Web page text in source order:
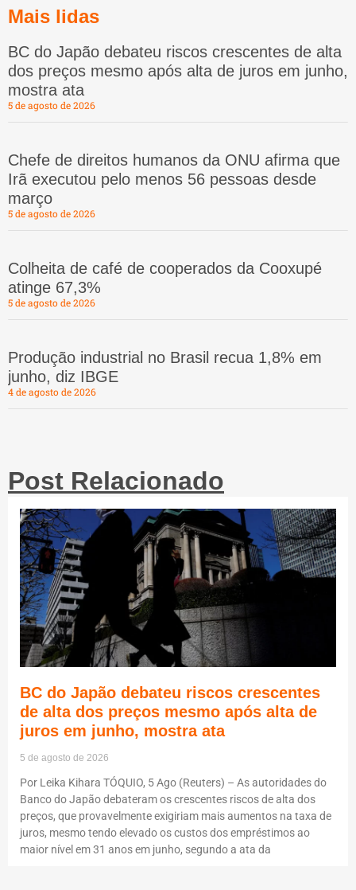
Mais lidas
BC do Japão debateu riscos crescentes de alta
dos preços mesmo após alta de juros em junho,
mostra ata
5 de agosto de 2026
Chefe de direitos humanos da ONU afirma que
Irã executou pelo menos 56 pessoas desde
março
5 de agosto de 2026
Colheita de café de cooperados da Cooxupé
atinge 67,3%
5 de agosto de 2026
Produção industrial no Brasil recua 1,8% em
junho, diz IBGE
4 de agosto de 2026
Post Relacionado
BC do Japão debateu riscos crescentes
de alta dos preços mesmo após alta de
juros em junho, mostra ata
5 de agosto de 2026
Por Leika Kihara TÓQUIO, 5 Ago (Reuters) – As autoridades do
Banco do Japão debateram os crescentes riscos de alta dos
preços, que provavelmente exigiriam mais aumentos na taxa de
juros, mesmo tendo elevado os custos dos empréstimos ao
maior nível em 31 anos em junho, segundo a ata da